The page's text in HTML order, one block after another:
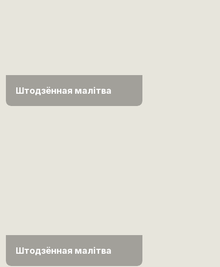
Штодзённая малітва
Штодзённая малітва